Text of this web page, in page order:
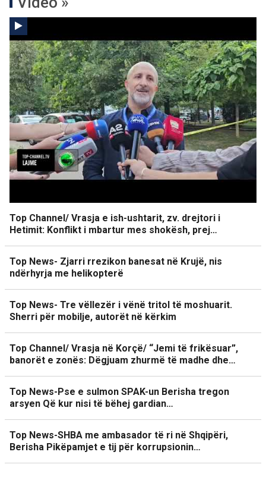
Top Channel/ Vrasja e ish-ushtarit, zv. drejtori i
Hetimit: Konflikt i mbartur mes shokësh, prej…
Top News- Zjarri rrezikon banesat në Krujë, nis
ndërhyrja me helikopterë
Top News- Tre vëllezër i vënë tritol të moshuarit.
Sherri për mobilje, autorët në kërkim
Top Channel/ Vrasja në Korçë/ “Jemi të frikësuar”,
banorët e zonës: Dëgjuam zhurmë të madhe dhe…
Top News-Pse e sulmon SPAK-un Berisha tregon
arsyen Që kur nisi të bëhej gardian…
Top News-SHBA me ambasador të ri në Shqipëri,
Berisha Pikëpamjet e tij për korrupsionin…